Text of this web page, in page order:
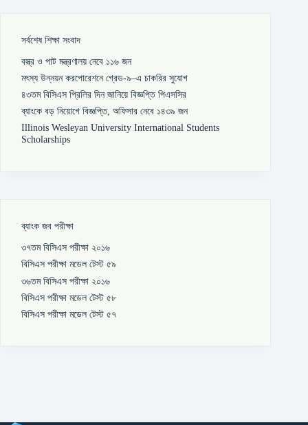
সর্বশেষ শিক্ষা সংবাদ
বস্ত্র ও পাট মন্ত্রণালয় নেবে ১১৬ জন
মৎস্য উন্নয়ন করপোরেশনে গ্রেড-৯–এ চাকরির সুযোগ
৪৩তম বিসিএস প্রিলির দিন জানিয়ে বিজ্ঞপ্তি পিএসসির
ব্যাংকে বড় নিয়োগে বিজ্ঞপ্তি, অফিসার নেবে ১৪৩৯ জন
Illinois Wesleyan University International Students
Scholarships
ব্যাংক জব পরীক্ষা
৩৭তম বিসিএস পরীক্ষা ২০১৬
বিসিএস পরীক্ষা মডেল টেস্ট ৫৯
৩৬তম বিসিএস পরীক্ষা ২০১৬
বিসিএস পরীক্ষা মডেল টেস্ট ৫৮
বিসিএস পরীক্ষা মডেল টেস্ট ৫৭